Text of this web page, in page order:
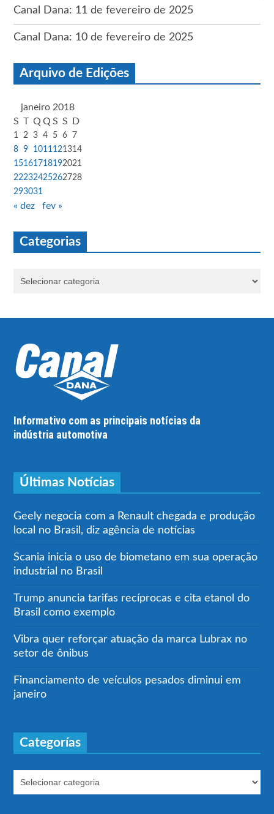
Canal Dana: 11 de fevereiro de 2025
Canal Dana: 10 de fevereiro de 2025
Arquivo de Edições
janeiro 2018
S T Q Q S S D
1 2 3 4 5 6
7
8 9 1011 121314
15161718192021
22232425262728
293031
« dez fev »
Categorias
Informativo com as principais notícias da
indústria automotiva
Últimas Notícias
Geely negocia com a Renault chegada e produção
local no Brasil, diz agência de notícias
Scania inicia o uso de biometano em sua operação
industrial no Brasil
Trump anuncia tarifas recíprocas e cita etanol do
Brasil como exemplo
Vibra quer reforçar atuação da marca Lubrax no
setor de ônibus
Financiamento de veículos pesados diminui em
janeiro
Categorías